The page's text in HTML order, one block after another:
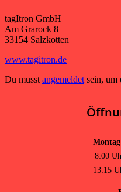
tagItron GmbH
Am Grarock 8
33154 Salzkotten
www.tagitron.de
Du musst angemeldet sein, um
8:00
13:15